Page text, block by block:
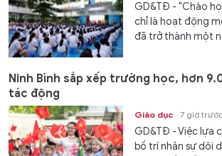
GD&TĐ - "Chào
chỉ là hoạt động
đã trở thành một
Ninh Bình sắp xếp trường học, hơn
tác động
Giáo dục 7 giờ
GD&TĐ - Việc lựa
bố trí nhân sự dôi